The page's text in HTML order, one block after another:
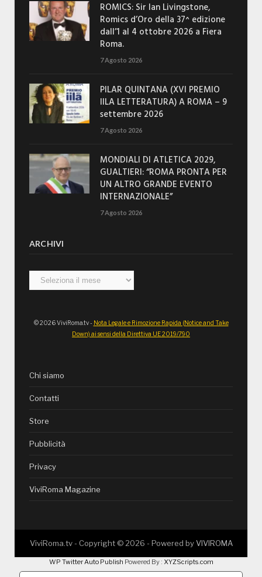
ROMICS: Sir Ian Livingstone,
Romics d’Oro della 37^ edizione
dall’1 al 4 ottobre 2026 a Fiera
Roma.
7 Agosto 2026
PILAR QUINTANA (XVI PREMIO
IILA LETTERATURA) A ROMA – 9
settembre 2026
7 Agosto 2026
MONDIALI DI ATLETICA 2029,
GUALTIERI: “ROMA PRONTA PER
UN ALTRO GRANDE EVENTO
INTERNAZIONALE”
7 Agosto 2026
ARCHIVI
Archivi
© 2026 ViviRoma.tv - Nota Legale e Rimozione Rapida (Notice and Take
Down) ai sensi della Direttiva UE 2019/790
Chi siamo
Contatti
Store
Pubblicità
Privacy
ViviRoma Magazine
ViviRoma.tv - Copyright © 2026 - Powered byVIVIROMA
WP Twitter Auto Publish Powered By : XYZScripts.com